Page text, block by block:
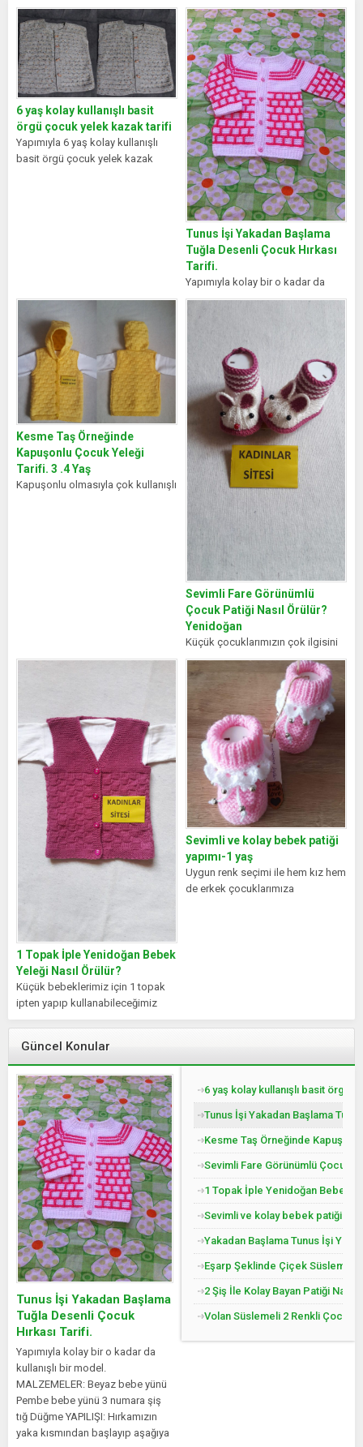
6 yaş kolay kullanışlı basit
örgü çocuk yelek kazak tarifi
Yapımıyla 6 yaş kolay kullanışlı
basit örgü çocuk yelek kazak
Tunus İşi Yakadan Başlama
Tuğla Desenli Çocuk Hırkası
Tarifi.
Yapımıyla kolay bir o kadar da
kullanışlı bir model. MALZEMELER:
Beyaz bebe yünü Pembe bebe...
Kesme Taş Örneğinde
Kapuşonlu Çocuk Yeleği
Tarifi. 3 .4 Yaş
Kapuşonlu olmasıyla çok kullanışlı
Sevimli Fare Görünümlü
Çocuk Patiği Nasıl Örülür?
Yenidoğan
Küçük çocuklarımızın çok ilgisini
çekecek severek giyecekleri hoş
bir model. MALZEMELER:
Himalaya medıcal baby pembe...
1 Topak İple Yenidoğan Bebek
Yeleği Nasıl Örülür?
Küçük bebeklerimiz için 1 topak
ipten yapıp kullanabileceğimiz
güzel bir model. MALZEMELER:
Sevimli ve kolay bebek patiği
yapımı-1 yaş
Uygun renk seçimi ile hem kız hem
de erkek çocuklarımıza
Güncel Konular
Tunus İşi Yakadan Başlama
Tuğla Desenli Çocuk
Hırkası Tarifi.
Yapımıyla kolay bir o kadar da
kullanışlı bir model.
MALZEMELER: Beyaz bebe yünü
Pembe bebe yünü 3 numara şiş
tığ Düğme YAPILIŞI: Hırkamızın
yaka kısmından başlayıp aşağıya
6 yaş kolay kullanışlı basit örgü
Tunus İşi Yakadan Başlama
Kesme Taş Örneğinde
Sevimli Fare Görünümlü Çocuk
1 Topak İple Yenidoğan Bebek
Sevimli ve kolay bebek patiği
Yakadan Başlama Tunus İşi
Eşarp Şeklinde Çiçek Süslemeli
2 Şiş İle Kolay Bayan Patiği Nasıl
Volan Süslemeli 2 Renkli Çocuk